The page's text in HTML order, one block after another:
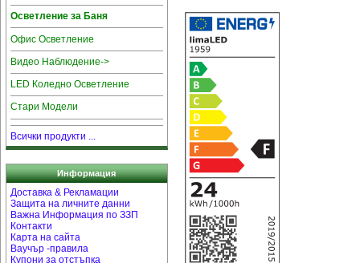
Осветление за Баня
Офис Осветление
Видео Наблюдение->
LED Коледно Осветление
Стари Модели
Всички продукти ...
Информация
Доставка & Рекламации
Защита на личните данни
Важна Информация по ЗЗП
Контакти
Карта на сайта
Ваучър -правила
Купони за отстъпка